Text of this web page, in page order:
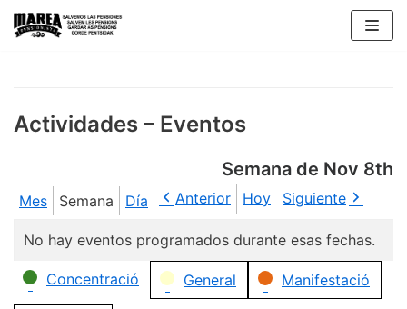
Saltar
Actividades – Eventos
Semana de Nov 8th
Mes Semana Día Anterior Hoy Siguiente
No hay eventos programados durante esas fechas.
Categorías
Concentració General Manifestació